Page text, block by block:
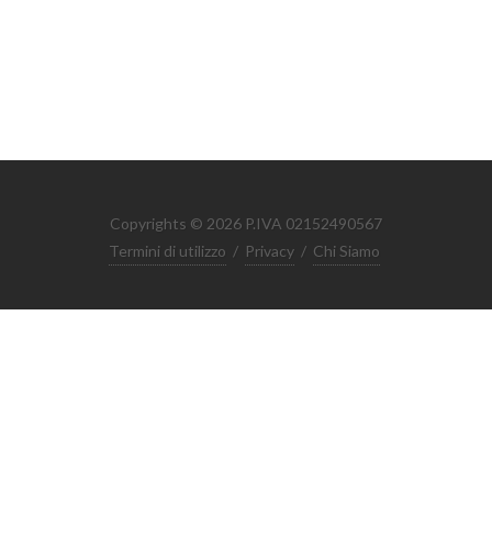
Copyrights © 2026 P.IVA 02152490567
Termini di utilizzo / Privacy / Chi Siamo